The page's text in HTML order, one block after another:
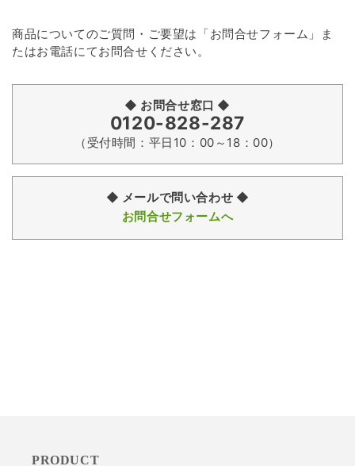
商品についてのご質問・ご要望は「お問合せフォーム」ま
たはお電話にてお問合せください。
◆ お問合せ窓口 ◆
0120-828-287
（受付時間：平日10：00～18：00）
◆ メールで問い合わせ ◆
お問合せフォームへ
PRODUCT